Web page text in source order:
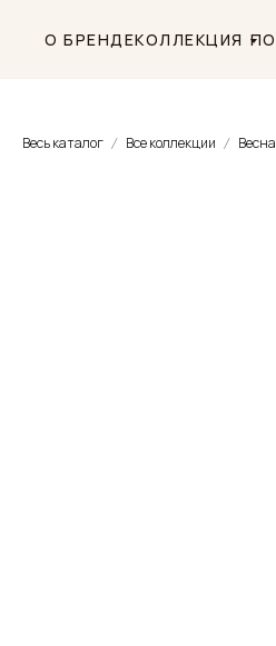
О БРЕНДЕКОЛЛЕКЦИЯ
Весь каталог Все коллекции